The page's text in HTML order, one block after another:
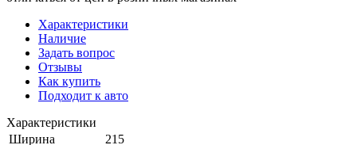
Характеристики
Наличие
Задать вопрос
Отзывы
Как купить
Подходит к авто
Характеристики
Ширина
215